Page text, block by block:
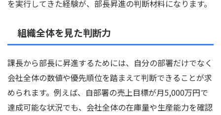
を実行してきた経験が、部長昇進の判断材料になります。
組織全体を見た判断力
課長から部長に昇進するためには、自分の部署だけでなく
会社全体の数値や優先順位を踏まえて判断できることが求
められます。例えば、自部署の売上目標が月5,000万円で
達成可能な状況でも、会社全体の在庫量や生産能力を確認